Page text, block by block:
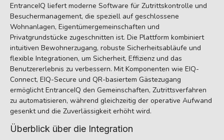
EntranceIQ liefert moderne Software für Zutrittskontrolle und
Besuchermanagement, die speziell auf geschlossene
Wohnanlagen, Eigentümergemeinschaften und
Privatgrundstücke zugeschnitten ist. Die Plattform kombiniert
intuitiven Bewohnerzugang, robuste Sicherheitsabläufe und
flexible Integrationen, um Sicherheit, Effizienz und das
Benutzererlebnis zu verbessern. Mit Komponenten wie EIQ-
Connect, EIQ-Secure und QR-basiertem Gästezugang
ermöglicht EntranceIQ den Gemeinschaften, Zutrittsverfahren
zu automatisieren, während gleichzeitig der operative Aufwand
gesenkt und die Zuverlässigkeit erhöht wird.
Überblick über die Integration